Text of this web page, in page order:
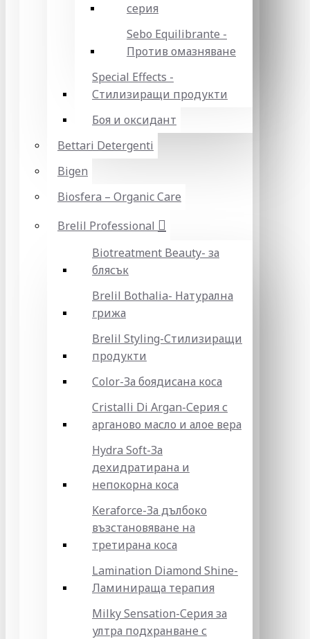
серия
Sebo Equilibrante -
Против омазняване
Special Effects -
Стилизиращи продукти
Боя и оксидант
Bettari Detergenti
Bigen
Biosfera – Organic Care
Brelil Professional
Biotreatment Beauty- за
блясък
Brelil Bothalia- Натурална
грижа
Brelil Styling-Стилизиращи
продукти
Color-За боядисана коса
Cristalli Di Argan-Серия с
арганово масло и алое вера
Hydra Soft-За
дехидратирана и
непокорна коса
Keraforce-За дълбоко
възстановяване на
третирана коса
Lamination Diamond Shine-
Ламинираща терапия
Milky Sensation-Серия за
ултра подхранване с